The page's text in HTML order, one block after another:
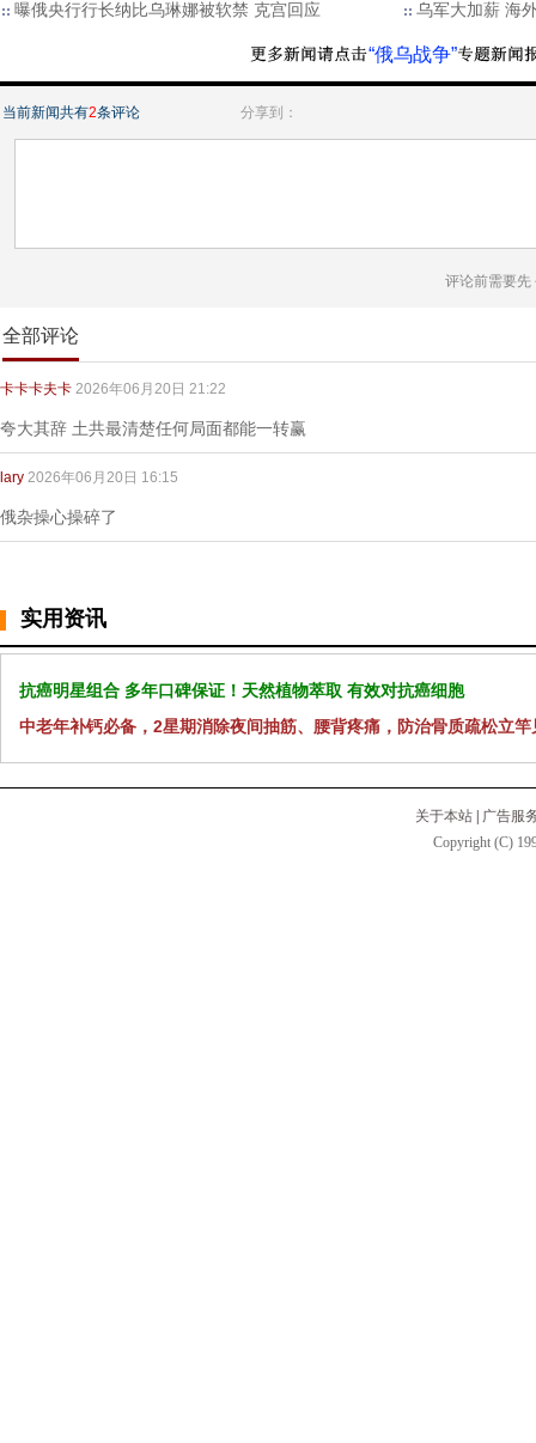
曝俄央行行长纳比乌琳娜被软禁 克宫回应
乌军大加薪 海
“俄乌战争”
当前新闻共有2条评论 分享到：
评论前需要先
全部评论
卡卡卡夫卡 2026年06月20日 21:22
夸大其辞 土共最清楚任何局面都能一转赢
lary 2026年06月20日 16:15
俄杂操心操碎了
实用资讯
抗癌明星组合 多年口碑保证！天然植物萃取 有效对抗癌细胞
中老年补钙必备，2星期消除夜间抽筋、腰背疼痛，防治骨质疏松立竿
关于本站
广告服
Copyright (C)